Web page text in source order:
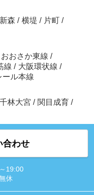
新森 / 横堤 / 片町 /
おおさか東線 /
線 / 大阪環状線 /
ール本線
千林大宮 / 関目成育 /
合わせ
19:00
休